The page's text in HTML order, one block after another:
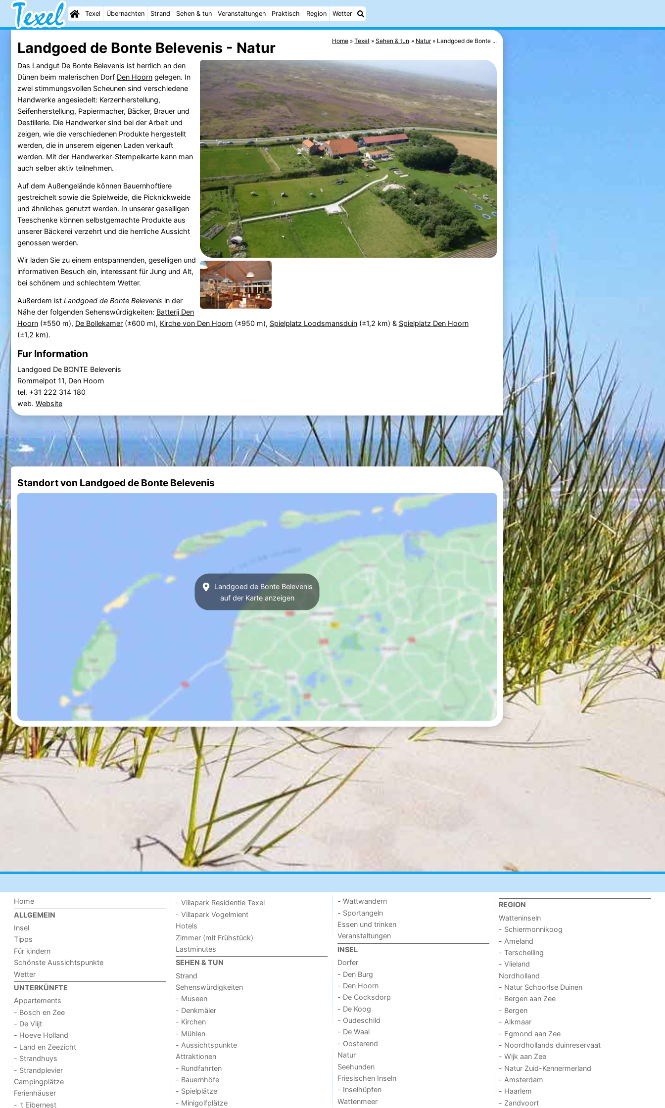
Texel Übernachten Strand Sehen & tun Veranstaltungen Praktisch Region Wetter
Home Texel Sehen & tun Natur Landgoed de Bonte ...
Landgoed de Bonte Belevenis - Natur
Das Landgut De Bonte Belevenis ist herrlich an den
Dünen beim malerischen Dorf Den Hoorngelegen. In
zwei stimmungsvollen Scheunen sind verschiedene
Handwerke angesiedelt: Kerzenherstellung,
Seifenherstellung, Papiermacher, Bäcker, Brauer und
Destillerie. Die Handwerker sind bei der Arbeit und
zeigen, wie die verschiedenen Produkte hergestellt
werden, die in unserem eigenen Laden verkauft
werden. Mit der Handwerker-Stempelkarte kann man
auch selber aktiv teilnehmen.
Auf dem Außengelände können Bauernhoftiere
gestreichelt sowie die Spielweide, die Picknickweide
und ähnliches genutzt werden. In unserer geselligen
Teeschenke können selbstgemachte Produkte aus
unserer Bäckerei verzehrt und die herrliche Aussicht
genossen werden.
Wir laden Sie zu einem entspannenden, geselligen und
informativen Besuch ein, interessant für Jung und Alt,
bei schönem und schlechtem Wetter.
Außerdem ist Landgoed de Bonte Belevenis in der
Nähe der folgenden Sehenswürdigkeiten: Batterij Den
Hoorn(±550 m), De Bollekamer(±600 m), Kirche von Den Hoorn(±950 m), Spielplatz Loodsmansduin(±1,2 km) & Spielplatz Den Hoorn
(±1,2 km).
Fur Information
Landgoed De BONTE Belevenis
Rommelpot 11, Den Hoorn
tel. +31 222 314 180
web. Website
Standort von Landgoed de Bonte Belevenis
Landgoed de Bonte Belevenis
auf der Karte anzeigen
Home
ALLGEMEIN
Insel
Tipps
Für kindern
Schönste Aussichtspunkte
Wetter
UNTERKÜNFTE
Appartements
- Bosch en Zee
- De Vlijt
- Hoeve Holland
- Land en Zeezicht
- Strandhuys
- Strandplevier
Campingplätze
Ferienhäuser
- 't Eibernest
- Villapark Residentie Texel
- Villapark Vogelmient
Hotels
Zimmer (mit Frühstück)
Lastminutes
SEHEN & TUN
Strand
Sehenswürdigkeiten
- Museen
- Denkmäler
- Kirchen
- Mühlen
- Aussichtspunkte
Attraktionen
- Rundfahrten
- Bauernhöfe
- Spielplätze
- Minigolfplätze
- Wattwandern
- Sportangeln
Essen und trinken
Veranstaltungen
INSEL
Dorfer
- Den Burg
- Den Hoorn
- De Cocksdorp
- De Koog
- Oudeschild
- De Waal
- Oosterend
Natur
Seehunden
Friesischen Inseln
- Inselhüpfen
Wattenmeer
REGION
Watteninseln
- Schiermonnikoog
- Ameland
- Terschelling
- Vlieland
Nordholland
- Natur Schoorlse Duinen
- Bergen aan Zee
- Bergen
- Alkmaar
- Egmond aan Zee
- Noordhollands duinreservaat
- Wijk aan Zee
- Natur Zuid-Kennermerland
- Amsterdam
- Haarlem
- Zandvoort